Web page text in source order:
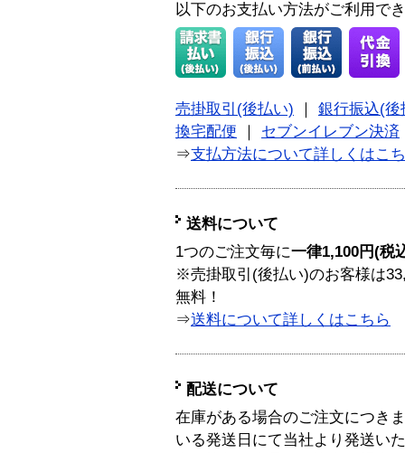
以下のお支払い方法がご利用で
売掛取引(後払い)
銀行振込(後
換宅配便
セブンイレブン決済
⇒支払方法について詳しくはこ
送料について
1つのご注文毎に一律1,100円(税
※売掛取引(後払い)のお客様は
無料！
⇒送料について詳しくはこちら
配送について
在庫がある場合のご注文につき
いる発送日にて当社より発送い